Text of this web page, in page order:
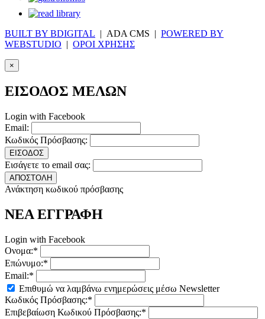
BUILT BY BDIGITAL | ADA CMS | POWERED BY
WEBSTUDIO | ΟΡΟΙ ΧΡΗΣΗΣ
×
ΕΙΣΟΔΟΣ ΜΕΛΩΝ
Login with Facebook
Email:
Κωδικός Πρόσβασης:
ΕΙΣΟΔΟΣ
Εισάγετε το email σας:
ΑΠΟΣΤΟΛΗ
Ανάκτηση κωδικού πρόσβασης
ΝΕΑ ΕΓΓΡΑΦΗ
Login with Facebook
Ονομα:*
Επώνυμο:*
Email:*
Επιθυμώ να λαμβάνω ενημερώσεις μέσω Newsletter
Κωδικός Πρόσβασης:*
Επιβεβαίωση Κωδικού Πρόσβασης:*